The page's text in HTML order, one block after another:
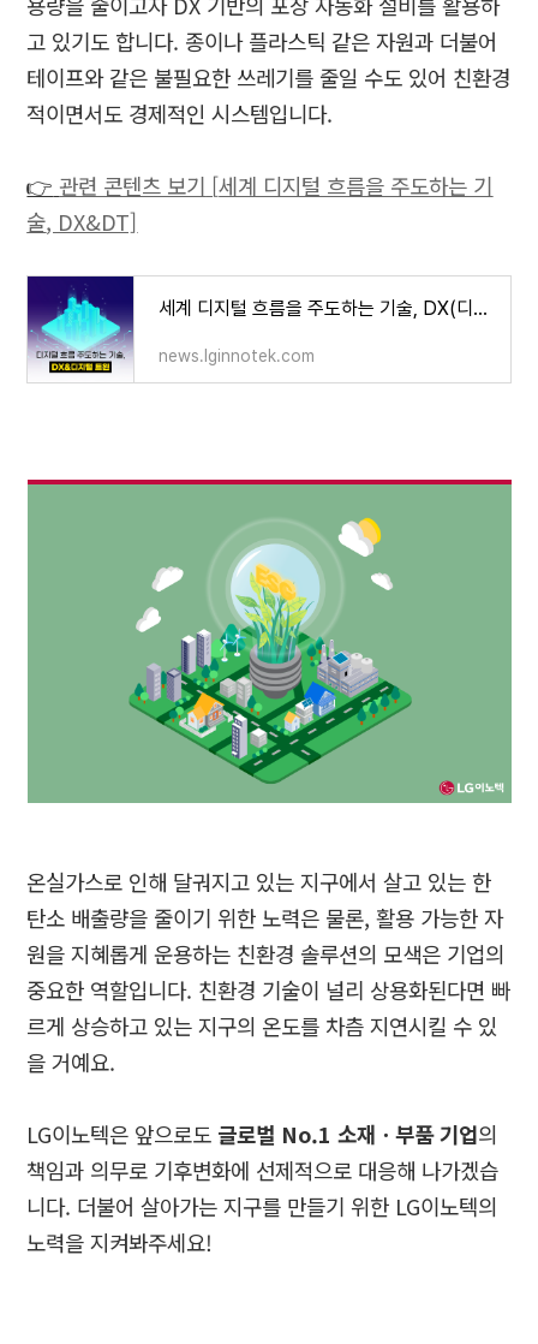
고 있기도 합니다. 종이나 플라스틱 같은 자원과 더불어
테이프와 같은 불필요한 쓰레기를 줄일 수도 있어 친환경
적이면서도 경제적인 시스템입니다.
👉 관련 콘텐츠 보기 [세계 디지털 흐름을 주도하는 기
술, DX&DT]
세계 디지털 흐름을 주도하는 기술, DX(디지털 트랜스포메이션) & DT(디지털 트윈)
news.lginnotek.com
온실가스로 인해 달궈지고 있는 지구에서 살고 있는 한
탄소 배출량을 줄이기 위한 노력은 물론,활용 가능한 자
원을 지혜롭게 운용하는 친환경 솔루션의 모색은 기업의
중요한 역할입니다. 친환경 기술이 널리 상용화된다면 빠
르게 상승하고 있는 지구의 온도를 차츰 지연시킬 수 있
을 거예요.
LG이노텍은 앞으로도 글로벌 No.1소재ㆍ부품 기업의
책임과 의무로 기후변화에 선제적으로 대응해 나가겠습
니다. 더불어 살아가는 지구를 만들기 위한 LG이노텍의
노력을 지켜봐주세요!